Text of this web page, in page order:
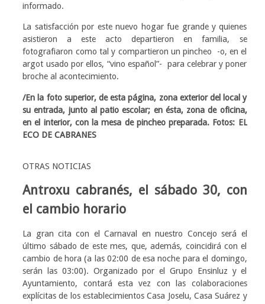
informado.
La satisfacción por este nuevo hogar fue grande y quienes
asistieron a este acto departieron en familia, se
fotografiaron como tal y compartieron un pincheo -o, en el
argot usado por ellos, “vino español”- para celebrar y poner
broche al acontecimiento.
/En la foto superior, de esta página, zona exterior del local y
su entrada, junto al patio escolar; en ésta, zona de oficina,
en el interior, con la mesa de pincheo preparada. Fotos: EL
ECO DE CABRANES
OTRAS NOTICIAS
Antroxu cabranés, el sábado 30, con
el cambio horario
La gran cita con el Carnaval en nuestro Concejo será el
último sábado de este mes, que, además, coincidirá con el
cambio de hora (a las 02:00 de esa noche para el domingo,
serán las 03:00). Organizado por el Grupo Ensinluz y el
Ayuntamiento, contará esta vez con las colaboraciones
explícitas de los establecimientos Casa Joselu, Casa Suárez y